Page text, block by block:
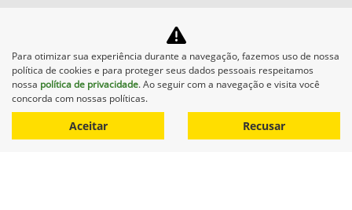
MINAS VERDE MAQUINAS LTDA.
CNPJ: 02.541.934/0013-08
No trânsito, enxergar o outro
Para otimizar sua experiência durante a navegação, fazemos uso de nossa
política de cookies e para proteger seus dados pessoais respeitamos
nossa política de privacidade. Ao seguir com a navegação e visita você
concorda com nossas políticas.
Aceitar Recusar